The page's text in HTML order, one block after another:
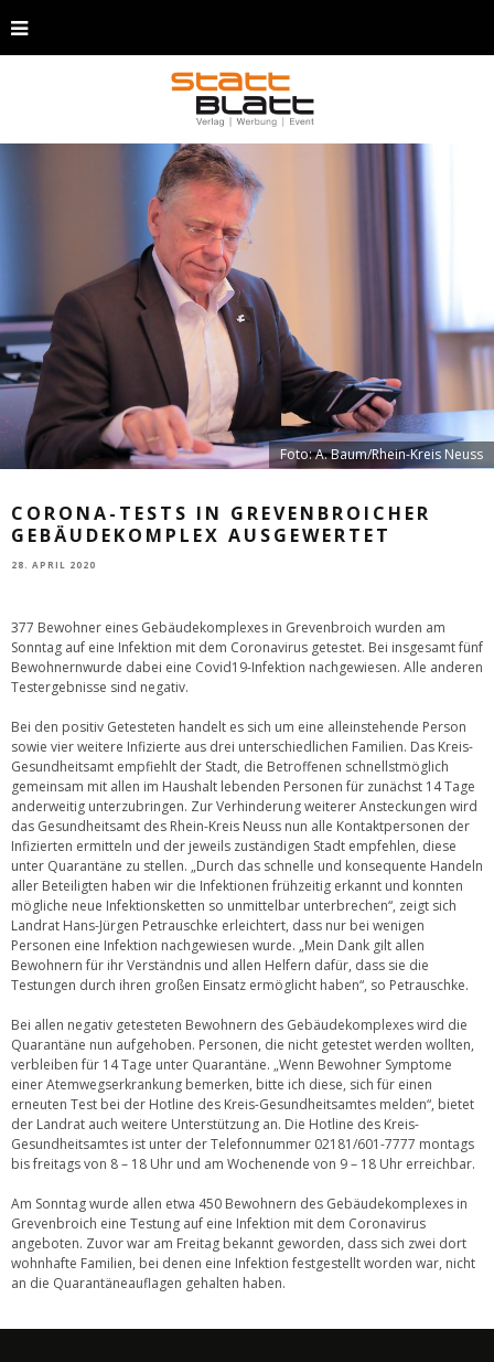
Foto: A. Baum/Rhein-Kreis Neuss
CORONA-TESTS IN GREVENBROICHER
GEBÄUDEKOMPLEX AUSGEWERTET
28. APRIL 2020
377 Bewohner eines Gebäudekomplexes in Grevenbroich wurden am
Sonntag auf eine Infektion mit dem Coronavirus getestet. Bei insgesamt fünf
Bewohnernwurde dabei eine Covid19-Infektion nachgewiesen. Alle anderen
Testergebnisse sind negativ.
Bei den positiv Getesteten handelt es sich um eine alleinstehende Person
sowie vier weitere Infizierte aus drei unterschiedlichen Familien. Das Kreis-
Gesundheitsamt empfiehlt der Stadt, die Betroffenen schnellstmöglich
gemeinsam mit allen im Haushalt lebenden Personen für zunächst 14 Tage
anderweitig unterzubringen. Zur Verhinderung weiterer Ansteckungen wird
das Gesundheitsamt des Rhein-Kreis Neuss nun alle Kontaktpersonen der
Infizierten ermitteln und der jeweils zuständigen Stadt empfehlen, diese
unter Quarantäne zu stellen. „Durch das schnelle und konsequente Handeln
aller Beteiligten haben wir die Infektionen frühzeitig erkannt und konnten
mögliche neue Infektionsketten so unmittelbar unterbrechen“, zeigt sich
Landrat Hans-Jürgen Petrauschke erleichtert, dass nur bei wenigen
Personen eine Infektion nachgewiesen wurde. „Mein Dank gilt allen
Bewohnern für ihr Verständnis und allen Helfern dafür, dass sie die
Testungen durch ihren großen Einsatz ermöglicht haben“, so Petrauschke.
Bei allen negativ getesteten Bewohnern des Gebäudekomplexes wird die
Quarantäne nun aufgehoben. Personen, die nicht getestet werden wollten,
verbleiben für 14 Tage unter Quarantäne. „Wenn Bewohner Symptome
einer Atemwegserkrankung bemerken, bitte ich diese, sich für einen
erneuten Test bei der Hotline des Kreis-Gesundheitsamtes melden“, bietet
der Landrat auch weitere Unterstützung an. Die Hotline des Kreis-
Gesundheitsamtes ist unter der Telefonnummer 02181/601-7777 montags
bis freitags von 8 – 18 Uhr und am Wochenende von 9 – 18 Uhr erreichbar.
Am Sonntag wurde allen etwa 450 Bewohnern des Gebäudekomplexes in
Grevenbroich eine Testung auf eine Infektion mit dem Coronavirus
angeboten. Zuvor war am Freitag bekannt geworden, dass sich zwei dort
wohnhafte Familien, bei denen eine Infektion festgestellt worden war, nicht
an die Quarantäneauflagen gehalten haben.